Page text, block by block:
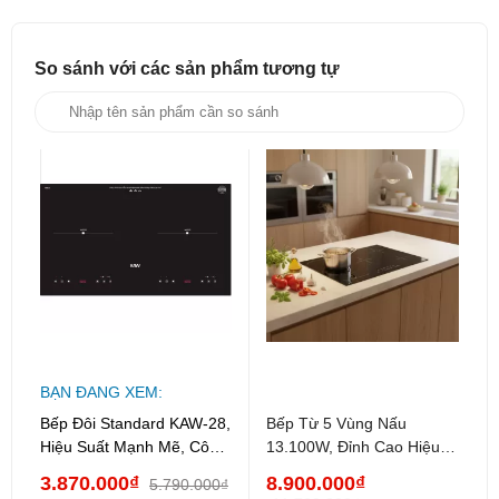
giúp truyền nhiệt nhanh và kéo dài tuổi thọ sản phẩm.
Bếp có thiết kế đa năng, có thể đặt
âm hoặc để nổi (dương)
tùy theo thiết kế không gian
3. Hệ thống an toàn thông minh
An toàn là ưu tiên hàng đầu của KAW-28 với hàng loạt tính
chống tràn, đồng thời
khi quá nhiệt để chống cháy.
Bảo vệ hệ thống:Tích hợp tính năng bảo vệ quá áp,
quá dòng và chống nổ.
So sánh với các sản phẩm tương tự
BẠN ĐANG XEM:
Bếp Đôi Standard KAW-28,
Hiệu Suất Mạnh Mẽ, Công
Điện
3.870.000₫ 5.790.000₫
Bếp Từ 5 Vùng Nấu
13.100W, Đỉnh Cao Hiệu
Đại
8.900.000₫